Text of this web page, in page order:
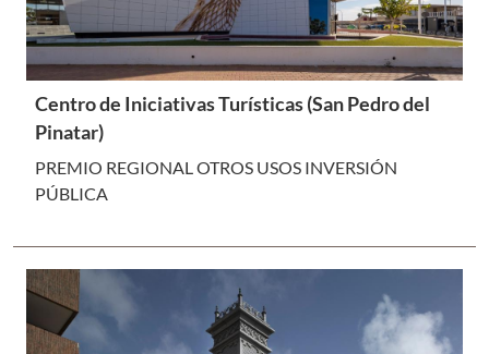
Centro de Iniciativas Turísticas (San Pedro del
Pinatar)
PREMIO REGIONAL OTROS USOS INVERSIÓN
PÚBLICA